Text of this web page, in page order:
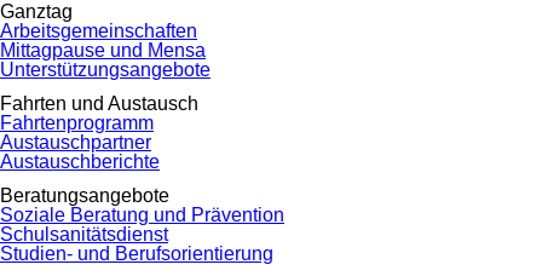
Ganztag
Arbeitsgemeinschaften
Mittagpause und Mensa
Unterstützungsangebote
Fahrten und Austausch
Fahrtenprogramm
Austauschpartner
Austauschberichte
Beratungsangebote
Soziale Beratung und Prävention
Schulsanitätsdienst
Studien- und Berufsorientierung